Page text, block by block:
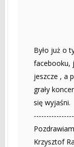
Było już o
facebooku,
jeszcze , a
grały
się wyjaśni.
Pozdrawiam
Krzysztof